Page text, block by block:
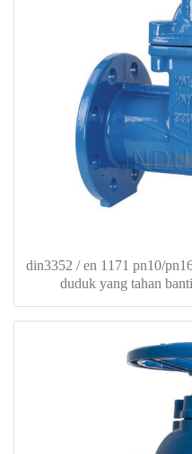
din3352 / en 1171 pn10/
duduk yang tahan